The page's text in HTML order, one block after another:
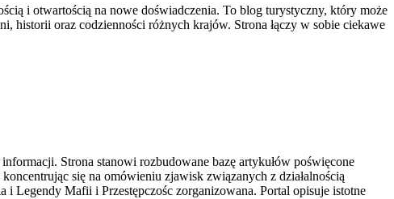
i otwartością na nowe doświadczenia. To blog turystyczny, który może
historii oraz codzienności różnych krajów. Strona łączy w sobie ciekawe
Strona stanowi rozbudowane bazę artykułów poświęcone
się na omówieniu zjawisk związanych z działalnością
Legendy Mafii i Przestępczośc zorganizowana. Portal opisuje istotne